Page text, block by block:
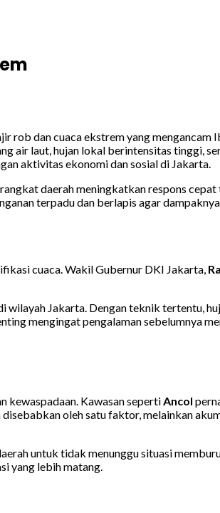
rob dan cuaca ekstrem yang mengancam
air laut, hujan lokal berintensitas tinggi,
aktivitas ekonomi dan sosial di Jakarta.
daerah meningkatkan respons
terpadu dan berlapis agar
cuaca. Wakil Gubernur DKI Jakarta,
Jakarta. Dengan teknik tertentu,
mengingat pengalaman sebelumnya
kewaspadaan. Kawasan sepertiAncol
oleh satu faktor, melainkan
untuk tidak menunggu situasi
yang lebih matang.